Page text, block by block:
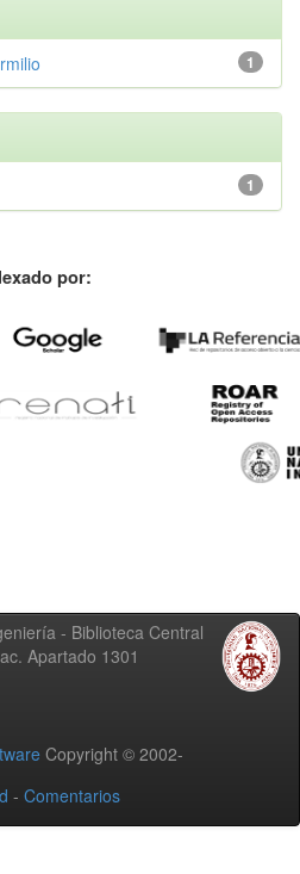
1
1
por:
- Biblioteca Central
Apartado 1301
Copyright © 2002-
- Comentarios